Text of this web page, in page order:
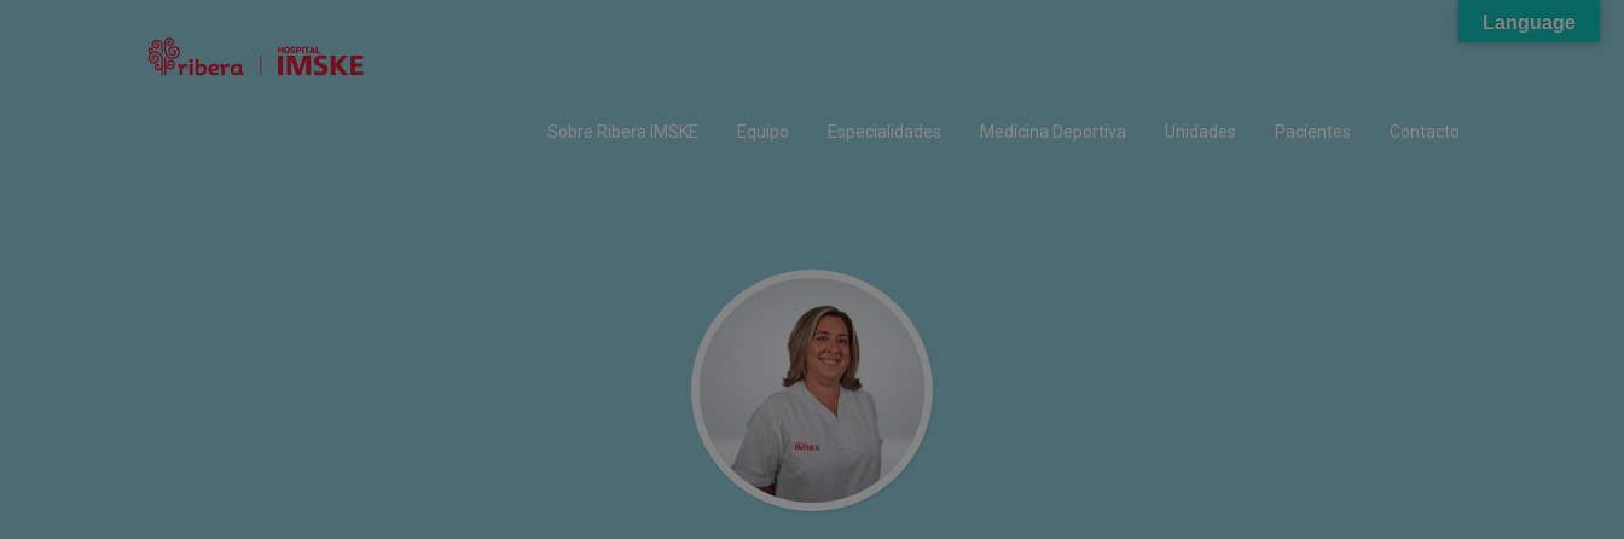
Sobre Ribera IMSKE Equipo Especialidades Medicina Deportiva Unidades Pacientes Contacto
Language